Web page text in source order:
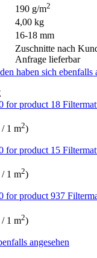
190 g/m2
4,00 kg
16-18 mm
Zuschnitte nach
Anfrage lieferbar
haben sich ebenfalls
1 m2)
1 m2)
1 m2)
angesehen